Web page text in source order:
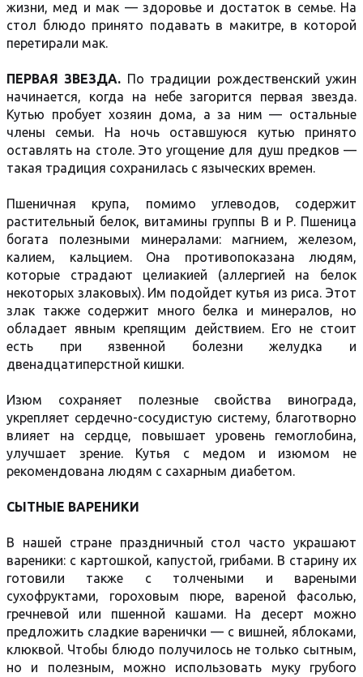
жизни, мед и мак — здоровье и достаток в семье. На
стол блюдо принято подавать в макитре, в которой
перетирали мак.
ПЕРВАЯ ЗВЕЗДА. По традиции рождественский ужин
начинается, когда на небе загорится первая звезда.
Кутью пробует хозяин дома, а за ним — остальные
члены семьи. На ночь оставшуюся кутью принято
оставлять на столе. Это угощение для душ предков —
такая традиция сохранилась с языческих времен.
Пшеничная крупа, помимо углеводов, содержит
растительный белок, витамины группы В и Р. Пшеница
богата полезными минералами: магнием, железом,
калием, кальцием. Она противопоказана людям,
которые страдают целиакией (аллергией на белок
некоторых злаковых). Им подойдет кутья из риса. Этот
злак также содержит много белка и минералов, но
обладает явным крепящим действием. Его не стоит
есть при язвенной болезни желудка и
двенадцатиперстной кишки.
Изюм сохраняет полезные свойства винограда,
укрепляет сердечно-сосудистую систему, благотворно
влияет на сердце, повышает уровень гемоглобина,
улучшает зрение. Кутья с медом и изюмом не
рекомендована людям с сахарным диабетом.
СЫТНЫЕ ВАРЕНИКИ
В нашей стране праздничный стол часто украшают
вареники: с картошкой, капустой, грибами. В старину их
готовили также с толчеными и вареными
сухофруктами, гороховым пюре, вареной фасолью,
гречневой или пшенной кашами. На десерт можно
предложить сладкие варенички — с вишней, яблоками,
клюквой. Чтобы блюдо получилось не только сытным,
но и полезным, можно использовать муку грубого